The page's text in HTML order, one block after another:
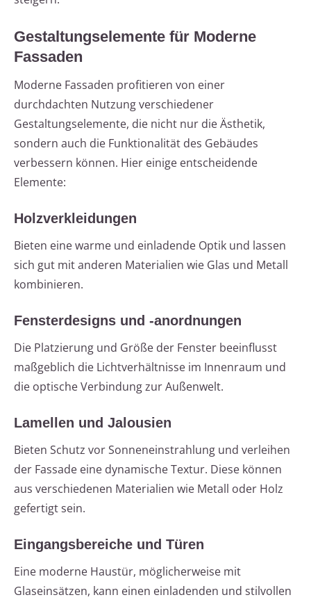
Gestaltungselemente für Moderne
Fassaden
Moderne Fassaden profitieren von einer
durchdachten Nutzung verschiedener
Gestaltungselemente, die nicht nur die Ästhetik,
sondern auch die Funktionalität des Gebäudes
verbessern können. Hier einige entscheidende
Elemente:
Holzverkleidungen
Bieten eine warme und einladende Optik und lassen
sich gut mit anderen Materialien wie Glas und Metall
kombinieren.
Fensterdesigns und -anordnungen
Die Platzierung und Größe der Fenster beeinflusst
maßgeblich die Lichtverhältnisse im Innenraum und
die optische Verbindung zur Außenwelt.
Lamellen und Jalousien
Bieten Schutz vor Sonneneinstrahlung und verleihen
der Fassade eine dynamische Textur. Diese können
aus verschiedenen Materialien wie Metall oder Holz
gefertigt sein.
Eingangsbereiche und Türen
Eine moderne Haustür, möglicherweise mit
Glaseinsätzen, kann einen einladenden und stilvollen